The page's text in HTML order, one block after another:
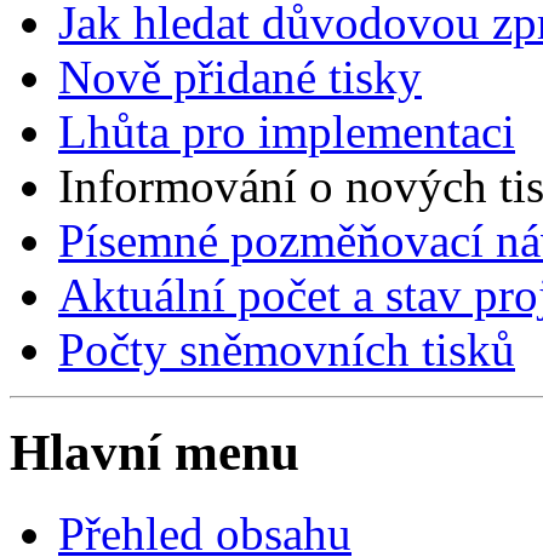
Jak hledat důvodovou
Nově přidané tisky
Lhůta pro implementaci
Informování o nových
Písemné pozměňovací
Aktuální počet a stav
Počty sněmovních tisků
Hlavní menu
Přehled obsahu